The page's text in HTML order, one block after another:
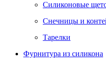
Силиконовые
Снечницы и
Тарелки
Фурнитура из силикона